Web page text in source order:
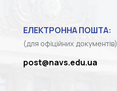
ЕЛЕКТРОННА ПОШТА:
(для офіційних документів)
post@navs.edu.ua